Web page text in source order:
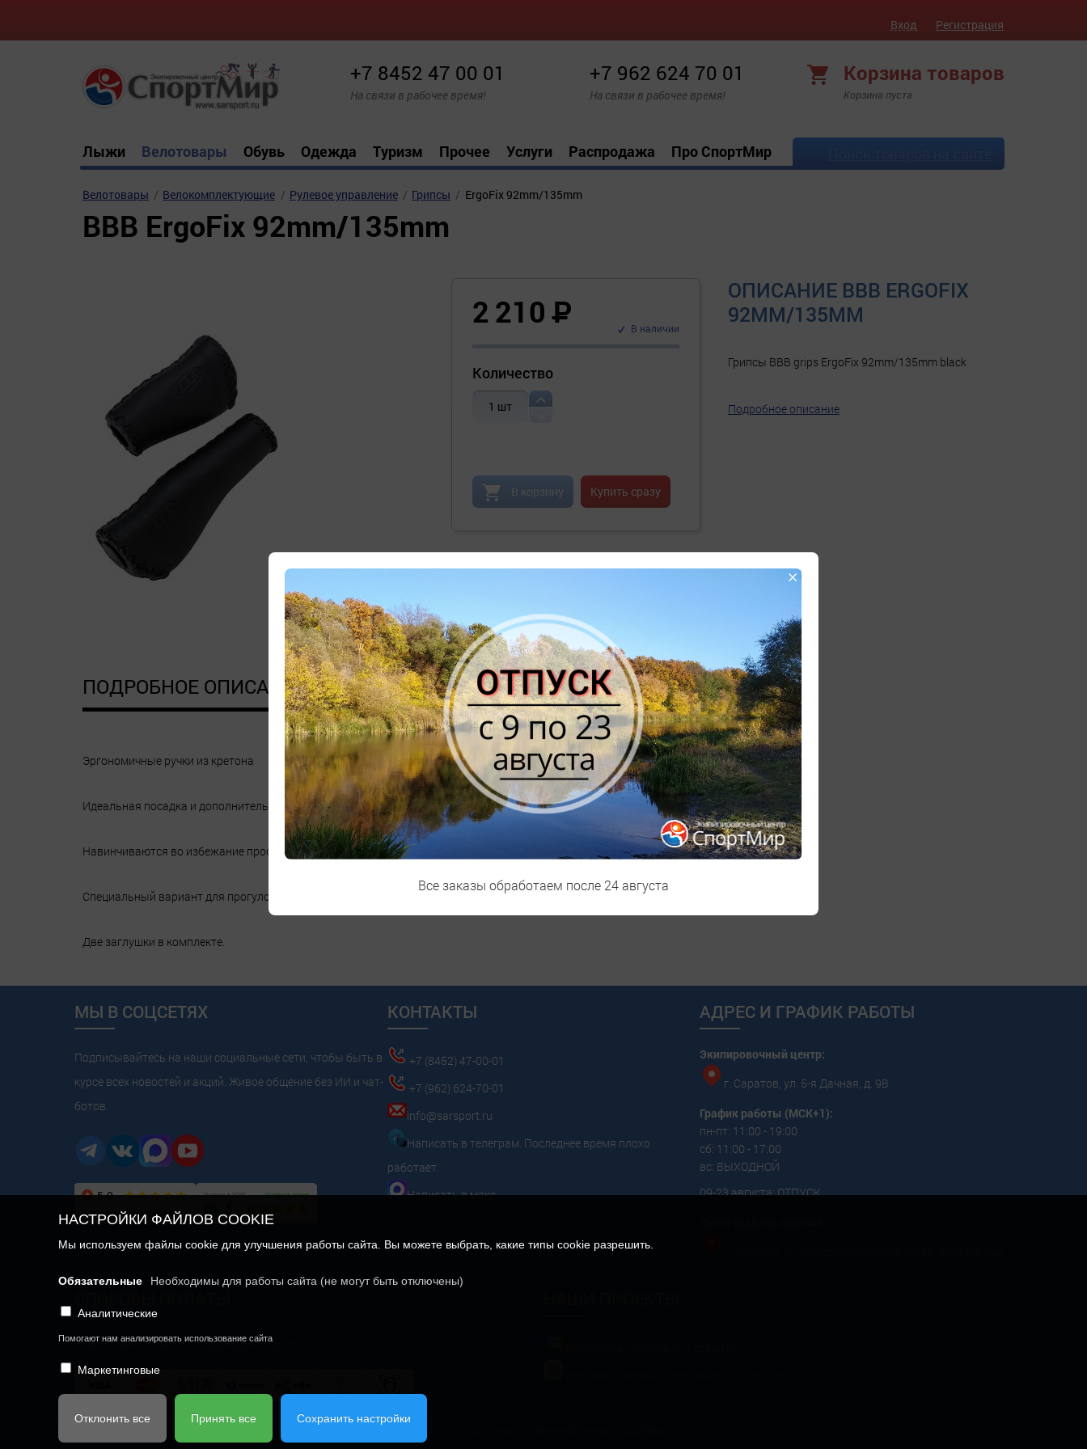
Вход Регистрация
+7 8452 47 00 01
На связи в рабочее время!
+7 962 624 70 01
На связи в рабочее время!
Корзина товаров
Корзина пуста
Лыжи Велотовары Обувь Одежда Туризм Прочее Услуги Распродажа Про СпортМир
Велотовары Велокомплектующие Рулевое управление Грипсы ErgoFix 92mm/135mm
BBB ErgoFix 92mm/135mm
2 210Р В наличии
Количество
1 шт
В корзину Купить сразу
ОПИСАНИЕ BBB ERGOFIX
92MM/135MM
Грипсы BBB grips ErgoFix 92mm/135mm black
Подробное описание
ПОДРОБНОЕ ОПИСАНИЕ ДЕТАЛЬНЫЕ ХАРАКТЕРИСТИКИ
Эргономичные ручки из кретона
Идеальная посадка и дополнительная поддержка ладоней.
Навинчиваются во избежание проскальзывания руля.
Специальный вариант для прогулочных велосипедов.
Две заглушки в комплекте.
МЫ В СОЦСЕТЯХ
Подписывайтесь на наши социальные сети, чтобы быть в
курсе всех новостей и акций. Живое общение без ИИ и чат-
ботов.
КОНТАКТЫ
+7 (8452) 47-00-01
+7 (962) 624-70-01
info@sarsport.ru
Написать в телеграм. Последнее время плохо
работает.
Написать в макс
АДРЕС И ГРАФИК РАБОТЫ
Экипировочный центр:
г. Саратов, ул. 5-я Дачная, д. 9В
График работы (МСК+1):
пн-пт: 11:00 - 19:00
сб: 11:00 - 17:00
вс: ВЫХОДНОЙ
09-23 августа: ОТПУСК
У нас можно оплатить следующим образом:
НАСТРОЙКИ ФАЙЛОВ COOKIE
Мы используем файлы cookie для улучшения работы сайта. Вы можете выбрать, какие типы cookie разрешить.
Обязательные Необходимы для работы сайта (не могут быть отключены)
Аналитические
Помогают нам анализировать использование сайта
Маркетинговые
Отклонить все Принять все Сохранить настройки
×
Все заказы обработаем после 24 августа